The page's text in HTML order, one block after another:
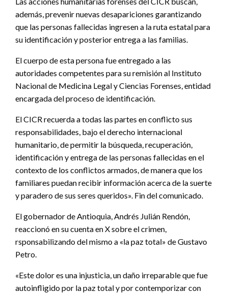
además, prevenir nuevas desapariciones garantizando
que las personas fallecidas ingresen a la ruta estatal para
su identificación y posterior entrega a las familias.
El cuerpo de esta persona fue entregado a las
autoridades competentes para su remisión al Instituto
Nacional de Medicina Legal y Ciencias Forenses, entidad
encargada del proceso de identificación.
El CICR recuerda a todas las partes en conflicto sus
responsabilidades, bajo el derecho internacional
humanitario, de permitir la búsqueda, recuperación,
identificación y entrega de las personas fallecidas en el
contexto de los conflictos armados, de manera que los
familiares puedan recibir información acerca de la suerte
y paradero de sus seres queridos». Fin del comunicado.
El gobernador de Antioquia, Andrés Julián Rendón,
reaccionó en su cuenta en X sobre el crimen,
rsponsabilizando del mismo a «la paz total» de Gustavo
Petro.
«Este dolor es una injusticia, un daño irreparable que fue
autoinfligido por la paz total y por contemporizar con